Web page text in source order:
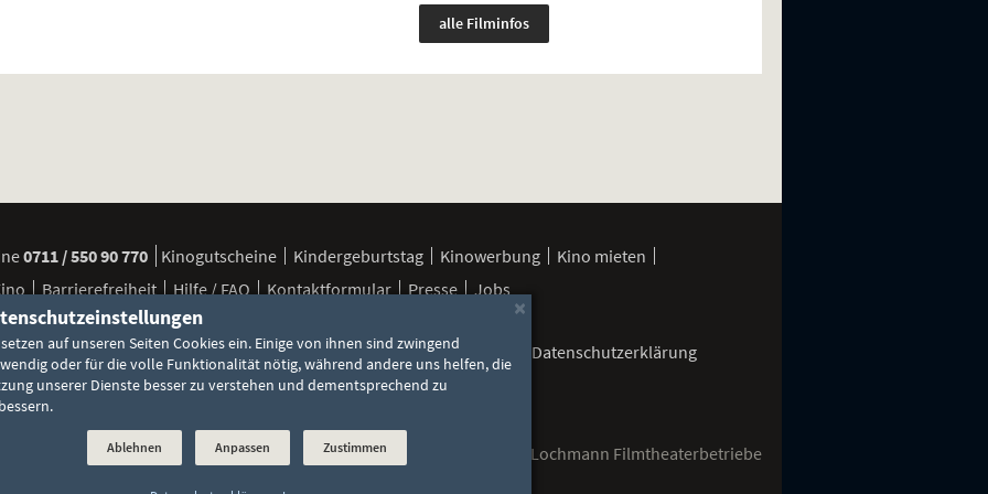
alle Filminfos
0711 / 550 90 770 Kinogutscheine Kindergeburtstag Kinowerbung
Kino mieten
Barrierefreiheit Hilfe / FAQ Kontaktformular Presse Jobs
FSK / Jugendschutz Besuchsbedingungen Cookie-Einstellungen Datenschutzerklärung
2026 Lochmann Filmtheaterbetriebe
×
auf unseren Seiten Cookies ein. Einige von ihnen sind zwingend
oder für die volle Funktionalität nötig, während andere uns helfen, die
unserer Dienste besser zu verstehen und dementsprechend zu
Ablehnen Anpassen Zustimmen